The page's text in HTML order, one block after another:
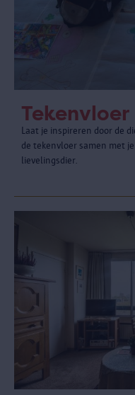
Tekenvloer
Laat je inspireren door de
de tekenvloer samen met
lievelingsdier.